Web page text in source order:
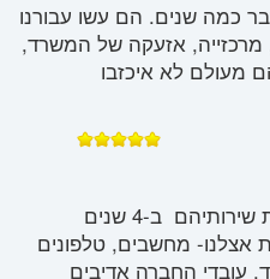
כמה שנים. הם עשו עבורנו
מרכזייה, אזעקה של המשרד,
מעולם לא איכזבו
"קול תקשורת" מספקים לנו את שירותיהם ב-4 שנים
אצלנו- מחשבים, טלפונים
עובדי החברה אדיבים